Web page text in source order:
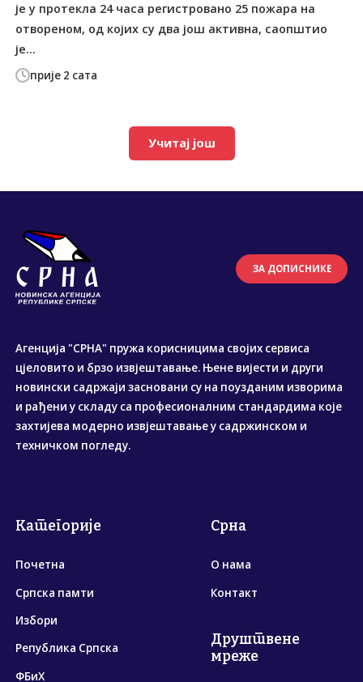
прије 2 сата
је у протекла 24 часа регистровано 25 пожара на
отвореном, од којих су два још активна, саопштио
је...
Учитај још
ЗА ДОПИСНИКЕ
Агенција "СРНА" пружа корисницима својих сервиса
цјеловито и брзо извјештавање. Њене вијести и други
новински садржаји засновани су на поузданим изворима
и рађени у складу са професионалним стандардима које
захтијева модерно извјештавање у садржинском и
техничком погледу.
Категорије
Почетна
Српска памти
Избори
Република Српска
ФБиХ
Срна
О нама
Контакт
Друштвене
мреже